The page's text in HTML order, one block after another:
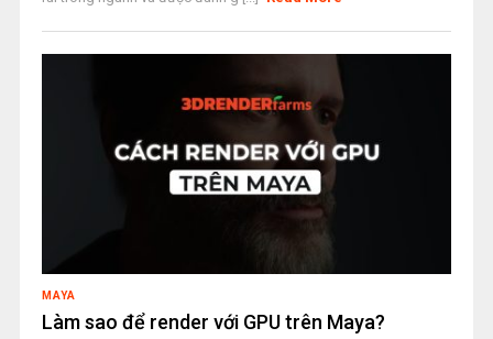
MAYA
Làm sao để render với GPU trên Maya?